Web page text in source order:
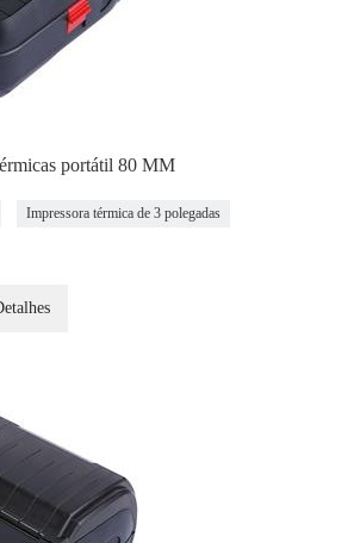
portátil 80 MM
Impressora térmica de 3 polegadas